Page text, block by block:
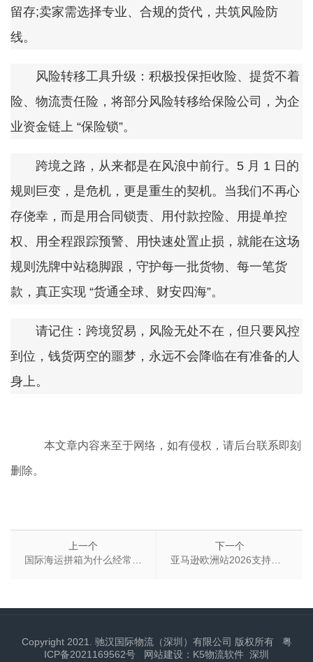
留存;卖家需选择专业、合规的货代，共筑风险防
线。
风险转移工具升级：积极投保拒收险、提货不着
险、物流责任险，将部分风险转移给保险公司，为企
业资金链上 “保险锁”。
跨境之路，从来都是在风浪中前行。5 月 1 日的
规则巨变，是危机，更是重生的契机。当我们不再心
存侥幸，而是用合同锁责、用付款控险、用提单控
权、用全程跟踪预警、用快速处置止损，就能在这场
规则洗牌中站稳脚跟，守护每一批货物、每一笔货
款，真正实现 “货通全球、财安四海”。
请记住：跨境贸易，风险无处不在，但只要风控
到位，钱货两空的噩梦，永远不会降临在有准备的人
身上。
本文章内容来至于网络，如有侵权，请后台联系即刻
删除。
上一个
下一个
Copyright 2021. 驰汉国际物流（深圳）有限公司 版权所有 粤
ICP备2021169562号
网站建设：K5物流软件 深圳